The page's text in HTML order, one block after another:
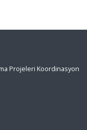
Projeleri Koordinasyon